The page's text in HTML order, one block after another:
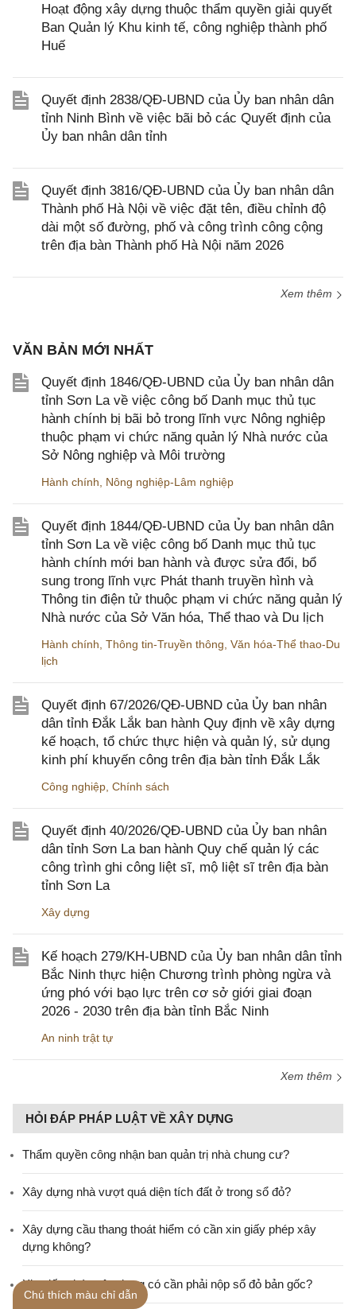
Hoạt động xây dựng thuộc thẩm quyền giải quyết
Ban Quản lý Khu kinh tế, công nghiệp thành phố
Huế
Quyết định 2838/QĐ-UBND của Ủy ban nhân dân
tỉnh Ninh Bình về việc bãi bỏ các Quyết định của
Ủy ban nhân dân tỉnh
Quyết định 3816/QĐ-UBND của Ủy ban nhân dân
Thành phố Hà Nội về việc đặt tên, điều chỉnh độ
dài một số đường, phố và công trình công cộng
trên địa bàn Thành phố Hà Nội năm 2026
Xem thêm
VĂN BẢN MỚI NHẤT
Quyết định 1846/QĐ-UBND của Ủy ban nhân dân
tỉnh Sơn La về việc công bố Danh mục thủ tục
hành chính bị bãi bỏ trong lĩnh vực Nông nghiệp
thuộc phạm vi chức năng quản lý Nhà nước của
Sở Nông nghiệp và Môi trường
Hành chính, Nông nghiệp-Lâm nghiệp
Quyết định 1844/QĐ-UBND của Ủy ban nhân dân
tỉnh Sơn La về việc công bố Danh mục thủ tục
hành chính mới ban hành và được sửa đổi, bổ
sung trong lĩnh vực Phát thanh truyền hình và
Thông tin điện tử thuộc phạm vi chức năng quản lý
Nhà nước của Sở Văn hóa, Thể thao và Du lịch
Hành chính, Thông tin-Truyền thông, Văn hóa-Thể thao-Du
lịch
Quyết định 67/2026/QĐ-UBND của Ủy ban nhân
dân tỉnh Đắk Lắk ban hành Quy định về xây dựng
kế hoạch, tổ chức thực hiện và quản lý, sử dụng
kinh phí khuyến công trên địa bàn tỉnh Đắk Lắk
Công nghiệp, Chính sách
Quyết định 40/2026/QĐ-UBND của Ủy ban nhân
dân tỉnh Sơn La ban hành Quy chế quản lý các
công trình ghi công liệt sĩ, mộ liệt sĩ trên địa bàn
tỉnh Sơn La
Xây dựng
Kế hoạch 279/KH-UBND của Ủy ban nhân dân tỉnh
Bắc Ninh thực hiện Chương trình phòng ngừa và
ứng phó với bạo lực trên cơ sở giới giai đoạn
2026 - 2030 trên địa bàn tỉnh Bắc Ninh
An ninh trật tự
Xem thêm
HỎI ĐÁP PHÁP LUẬT VỀ XÂY DỰNG
Thẩm quyền công nhận ban quản trị nhà chung cư?
Xây dựng nhà vượt quá diện tích đất ở trong sổ đỏ?
Xây dựng cầu thang thoát hiểm có cần xin giấy phép xây
dựng không?
Xin giấy phép xây dựng có cần phải nộp sổ đỏ bản gốc?
Chú thích màu chỉ dẫn